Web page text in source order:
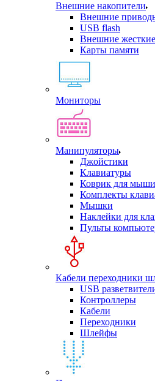
Внешние накопители
Внешние
USB flash
Внешние
Карты памяти
Мониторы
Манипуляторы
Джойстики
Клавиатуры
Коврик для мыши
Комплекты
Мышки
Наклейки для
Пульты
Кабели переходники
USB
Контроллеры
Кабели
Переходники
Шлейфы